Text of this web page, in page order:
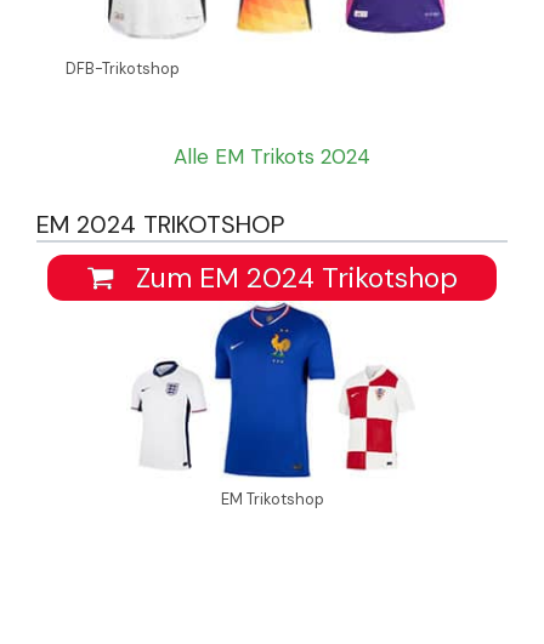
DFB-Trikotshop
Alle EM Trikots 2024
EM 2024 TRIKOTSHOP
Zum EM 2024 Trikotshop
EM Trikotshop